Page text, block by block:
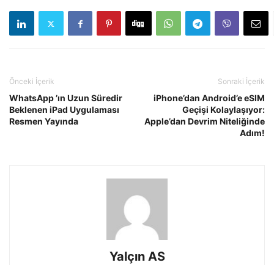
Önceki İçerik
WhatsApp ’ın Uzun Süredir
Beklenen iPad Uygulaması
Resmen Yayında
Sonraki İçerik
iPhone’dan Android’e eSIM
Geçişi Kolaylaşıyor:
Apple’dan Devrim Niteliğinde
Adım!
Yalçın AS